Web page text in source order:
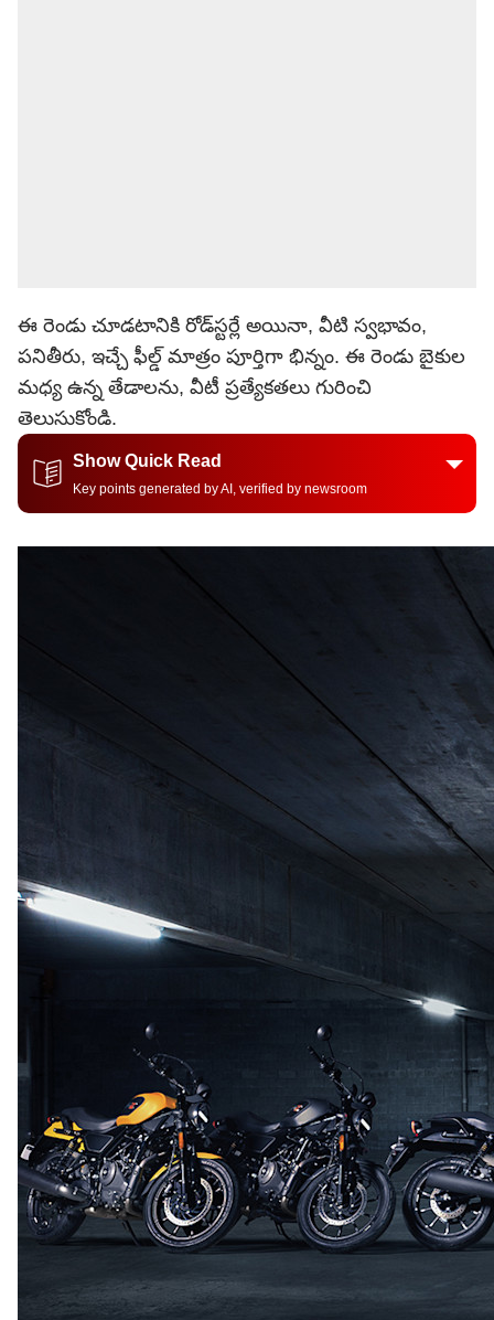
ఈ రెండు చూడటానికి రోడ్‌స్టర్లే అయినా, వీటి స్వభావం,
పనితీరు, ఇచ్చే ఫీల్డ్ మాత్రం పూర్తిగా భిన్నం. ఈ రెండు బైకుల
మధ్య ఉన్న తేడాలను, వీటీ ప్రత్యేకతలు గురించి
తెలుసుకోండి.
Show Quick Read
Key points generated by AI, verified by newsroom